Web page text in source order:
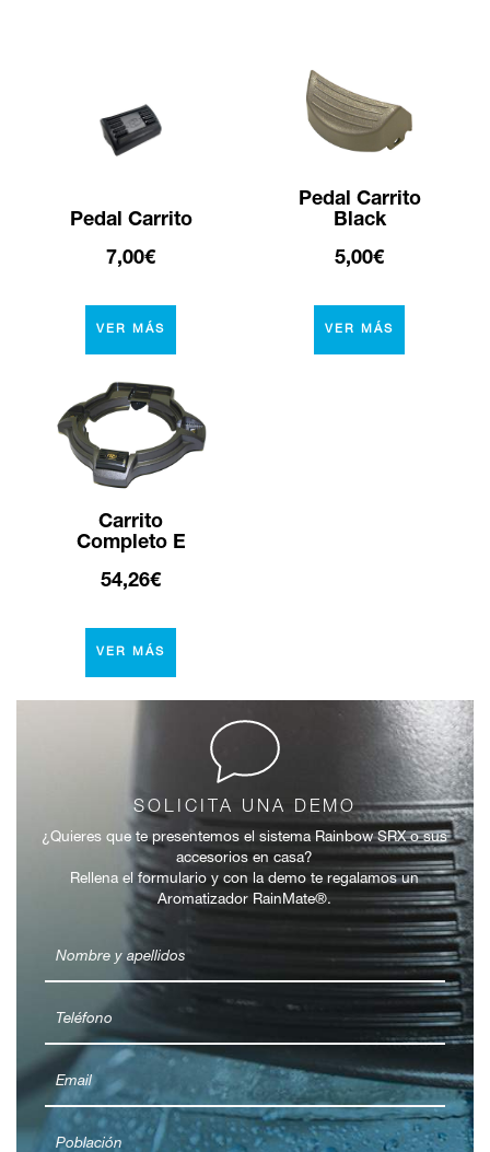
Pedal Carrito
7,00€
VER MÁS
Pedal Carrito
Black
5,00€
VER MÁS
Carrito
Completo E
54,26€
VER MÁS
SOLICITA UNA DEMO
¿Quieres que te presentemos el sistema Rainbow SRX o sus
accesorios en casa?
Rellena el formulario y con la demo te regalamos un
Aromatizador RainMate®.